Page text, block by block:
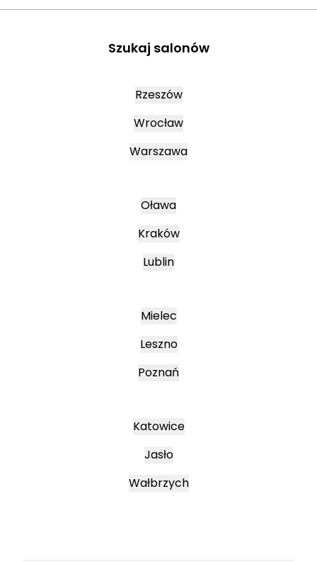
Szukaj salonów
Rzeszów
Wrocław
Warszawa
Oława
Kraków
Lublin
Mielec
Leszno
Poznań
Katowice
Jasło
Wałbrzych